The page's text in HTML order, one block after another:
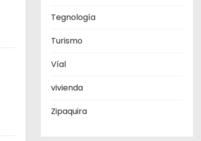
Tegnología
Turismo
Víal
vivienda
Zipaquira